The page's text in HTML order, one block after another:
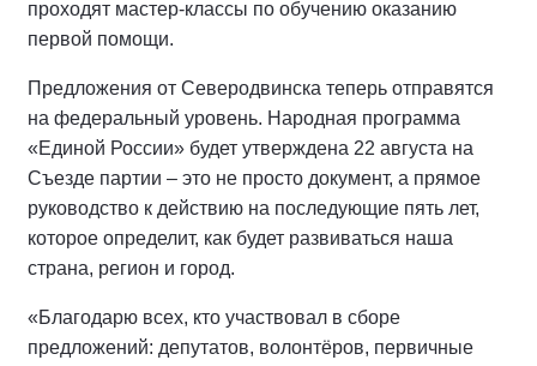
проходят мастер-классы по обучению оказанию
первой помощи.
Предложения от Северодвинска теперь отправятся
на федеральный уровень. Народная программа
«Единой России» будет утверждена 22 августа на
Съезде партии – это не просто документ, а прямое
руководство к действию на последующие пять лет,
которое определит, как будет развиваться наша
страна, регион и город.
«Благодарю всех, кто участвовал в сборе
предложений: депутатов, волонтёров, первичные